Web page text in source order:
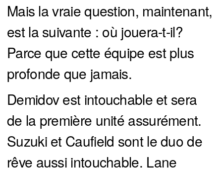
Mais la vraie question, maintenant,
est la suivante : où jouera-t-il?
Parce que cette équipe est plus
profonde que jamais.
Demidov est intouchable et sera
de la première unité assurément.
Suzuki et Caufield sont le duo de
rêve aussi intouchable. Lane